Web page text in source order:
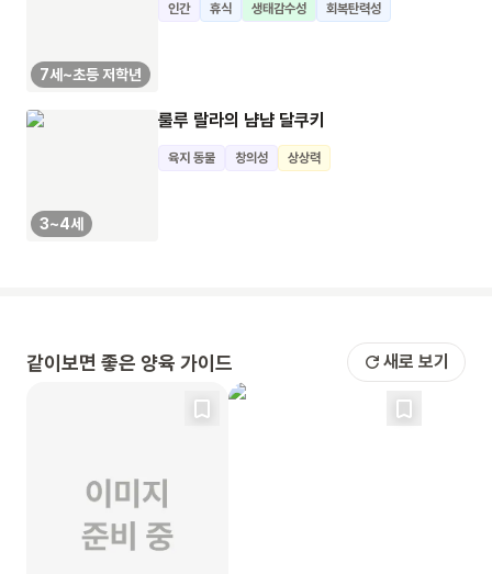
7세~초등 저학년
인간 휴식 생태감수성 회복탄력성
3~4세
룰루 랄라의 냠냠 달쿠키
육지 동물 창의성 상상력
같이보면 좋은 양육 가이드 새로 보기